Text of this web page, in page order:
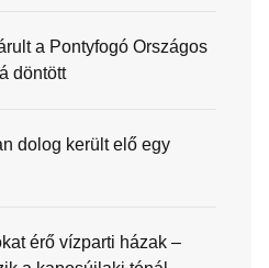
a Pontyfogó Országos
döntött
dolog került elő egy
érő vízparti házak –